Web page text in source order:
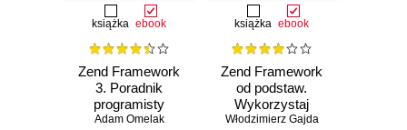
książka ebook
Zend Framework
3. Poradnik
programisty
Adam Omelak
książka ebook
Zend Framework
od podstaw.
Wykorzystaj
gotowe
Włodzimierz Gajda